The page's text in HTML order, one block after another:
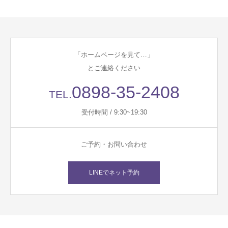
「ホームページを見て…」
とご連絡ください
TEL.0898-35-2408
受付時間 / 9:30~19:30
ご予約・お問い合わせ
LINEでネット予約